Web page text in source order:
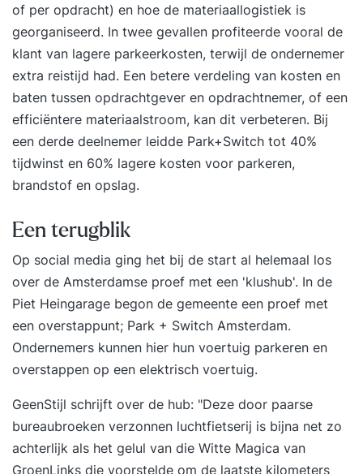
of per opdracht) en hoe de materiaallogistiek is
georganiseerd. In twee gevallen profiteerde vooral de
klant van lagere parkeerkosten, terwijl de ondernemer
extra reistijd had. Een betere verdeling van kosten en
baten tussen opdrachtgever en opdrachtnemer, of een
efficiëntere materiaalstroom, kan dit verbeteren. Bij
een derde deelnemer leidde Park+Switch tot 40%
tijdwinst en 60% lagere kosten voor parkeren,
brandstof en opslag.
Een terugblik
Op social media ging het bij de start al helemaal los
over de Amsterdamse proef met een 'klushub'. In de
Piet Heingarage begon de gemeente een proef met
een overstappunt; Park + Switch Amsterdam.
Ondernemers kunnen hier hun voertuig parkeren en
overstappen op een elektrisch voertuig.
GeenStijl schrijft over de hub: "Deze door paarse
bureaubroeken verzonnen luchtfietserij is bijna net zo
achterlijk als het gelul van die Witte Magica van
GroenLinks die voorstelde om de laatste kilometers